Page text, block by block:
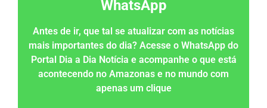
WhatsApp
Antes de ir, que tal se atualizar com as notícias
mais importantes do dia? Acesse o WhatsApp do
Portal Dia a Dia Notícia e acompanhe o que está
acontecendo no Amazonas e no mundo com
apenas um clique